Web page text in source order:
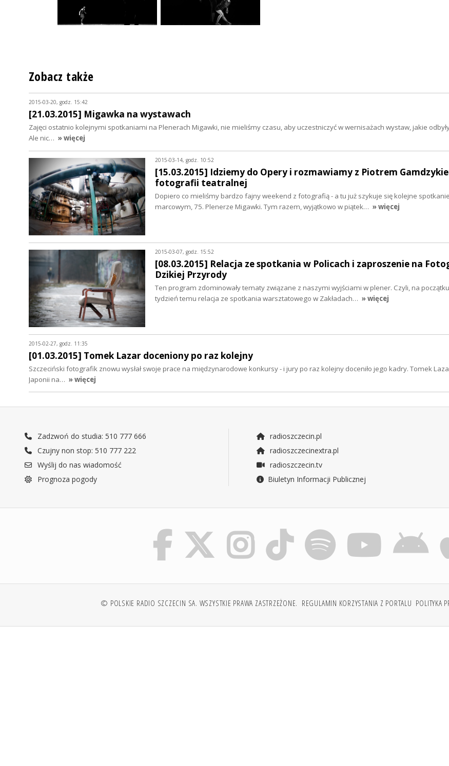
Zobacz także
2015-03-20, godz. 15:42
[21.03.2015] Migawka na wystawach
Zajęci ostatnio kolejnymi spotkaniami na Plenerach Migawki, nie mieliśmy czasu, aby uczestniczyć w wernisażach wystaw, jakie
Ale nic… » więcej
2015-03-14, godz. 10:52
[15.03.2015] Idziemy do Opery i rozmawiamy z Piotrem
fotografii teatralnej
Dopiero co mieliśmy bardzo fajny weekend z fotografią - a tu już szykuje się kolejne
marcowym, 75. Plenerze Migawki. Tym razem, wyjątkowo w piątek… » więcej
2015-03-07, godz. 15:52
[08.03.2015] Relacja ze spotkania w Policach i zaproszenie na
Dzikiej Przyrody
Ten program zdominowały tematy związane z naszymi wyjściami w plener. Czyli, na
tydzień temu relacja ze spotkania warsztatowego w Zakładach… » więcej
2015-02-27, godz. 11:35
[01.03.2015] Tomek Lazar doceniony po raz kolejny
Szczeciński fotografik znowu wysłał swoje prace na międzynarodowe konkursy - i jury po raz kolejny doceniło jego kadry. Tomek
Japonii na… » więcej
Zadzwoń do studia: 510 777 666
Czujny non stop: 510 777 222
Wyślij do nas wiadomość
Prognoza pogody
radioszczecin.pl
radioszczecinextra.pl
radioszczecin.tv
Biuletyn Informacji Publicznej
© POLSKIE RADIO SZCZECIN SA. WSZYSTKIE PRAWA ZASTRZEŻONE. REGULAMIN KORZYSTANIA Z PORTALU POLITYKA